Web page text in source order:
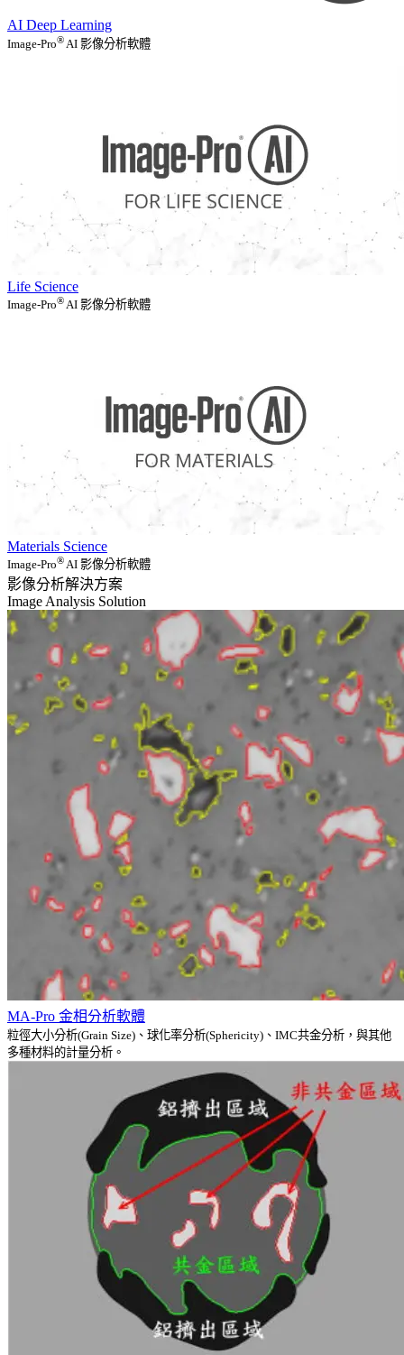
AI Deep Learning
Image-Pro® AI 影像分析軟體
Life Science
Image-Pro®AI 影像分析軟體
Materials Science
Image-Pro®AI 影像分析軟體
影像分析解決方案
Image Analysis Solution
MA-Pro 金相分析軟體
粒徑大小分析(Grain Size)、球化率分析(Sphericity)、IMC共金分析，與其他
多種材料的計量分析。